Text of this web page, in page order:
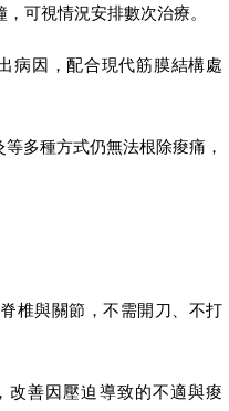
可視情況安排數次治療。
病因，配合現代筋膜結構處
多種方式仍無法根除痠痛，
椎與關節，不需開刀、不打
改善因壓迫導致的不適與痠